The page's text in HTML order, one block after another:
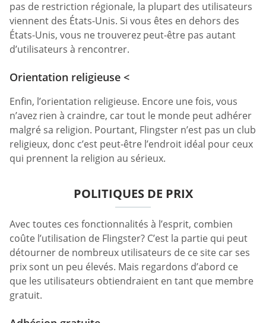
pas de restriction régionale, la plupart des utilisateurs
viennent des États-Unis. Si vous êtes en dehors des
États-Unis, vous ne trouverez peut-être pas autant
d’utilisateurs à rencontrer.
Orientation religieuse <
Enfin, l’orientation religieuse. Encore une fois, vous
n’avez rien à craindre, car tout le monde peut adhérer
malgré sa religion. Pourtant, Flingster n’est pas un club
religieux, donc c’est peut-être l’endroit idéal pour ceux
qui prennent la religion au sérieux.
POLITIQUES DE PRIX
Avec toutes ces fonctionnalités à l’esprit, combien
coûte l’utilisation de Flingster? C’est la partie qui peut
détourner de nombreux utilisateurs de ce site car ses
prix sont un peu élevés. Mais regardons d’abord ce
que les utilisateurs obtiendraient en tant que membre
gratuit.